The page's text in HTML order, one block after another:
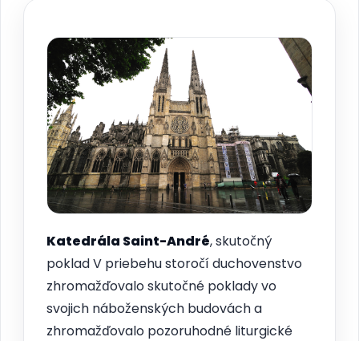
Katedrála Saint-André, skutočný
poklad V priebehu storočí duchovenstvo
zhromažďovalo skutočné poklady vo
svojich náboženských budovách a
zhromažďovalo pozoruhodné liturgické